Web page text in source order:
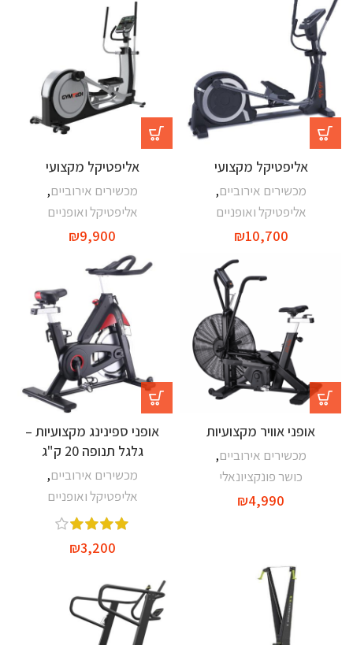
אליפטיקל מקצועי
מכשירים אירוביים,
אליפטיקל ואופניים
₪10,700
אליפטיקל מקצועי
מכשירים אירוביים,
אליפטיקל ואופניים
₪9,900
אופני אוויר מקצועיות
מכשירים אירוביים,
כושר פונקציונאלי
₪4,990
אופני ספינינג מקצועיות –
גלגל תנופה 20 ק"ג
מכשירים אירוביים,
אליפטיקל ואופניים
₪3,200